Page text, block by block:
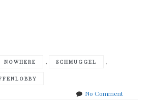
NOWHERE , SCHMUGGEL ,
No Commenton